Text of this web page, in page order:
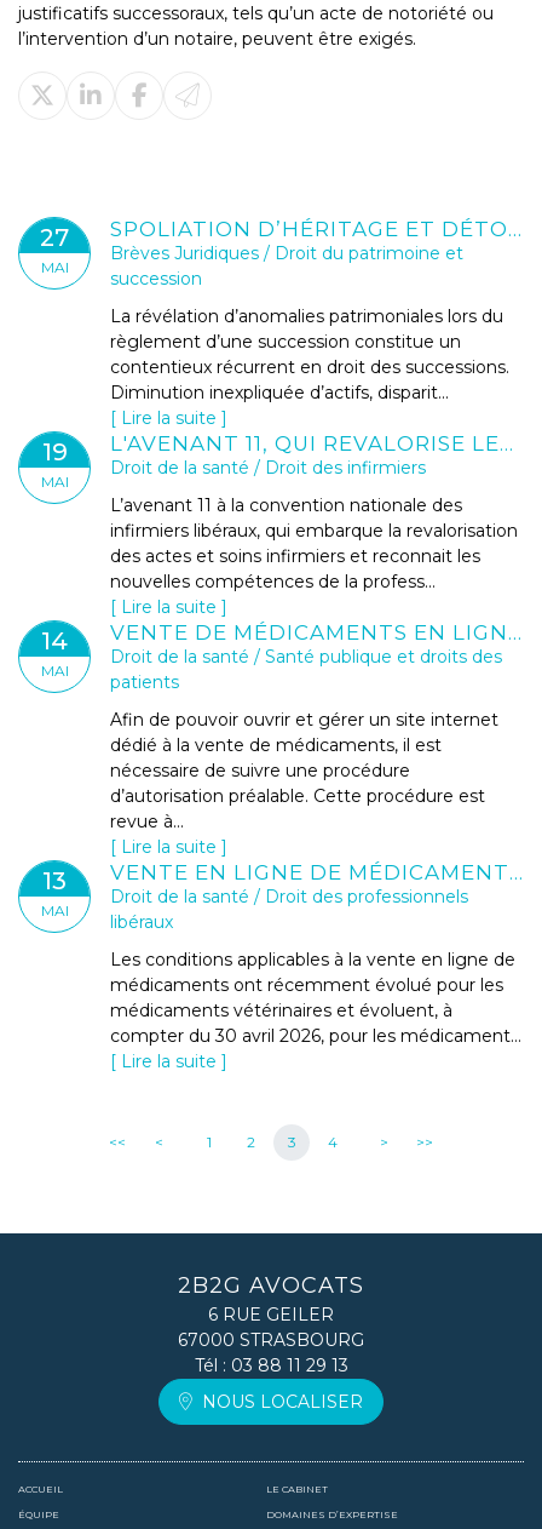
justificatifs successoraux, tels qu’un acte de notoriété ou
l’intervention d’un notaire, peuvent être exigés.
SPOLIATION D’HÉRITAGE ET DÉTOURNEMENT D’ACTIFS SUCCESSORAUX : QUELS RECOURS CIVILS ET PÉNAUX ?
27
MAI
Brèves Juridiques / Droit du patrimoine et
succession
La révélation d’anomalies patrimoniales lors du
règlement d’une succession constitue un
contentieux récurrent en droit des successions.
Diminution inexpliquée d’actifs, disparit...
Lire la suite
L'AVENANT 11, QUI REVALORISE LES IDEL, EST PUBLIÉ
19
MAI
Droit de la santé / Droit des infirmiers
L’avenant 11 à la convention nationale des
infirmiers libéraux, qui embarque la revalorisation
des actes et soins infirmiers et reconnait les
nouvelles compétences de la profess...
Lire la suite
VENTE DE MÉDICAMENTS EN LIGNE : NOUVELLE PROCÉDURE D’AUTORISATION
14
MAI
Droit de la santé / Santé publique et droits des
patients
Afin de pouvoir ouvrir et gérer un site internet
dédié à la vente de médicaments, il est
nécessaire de suivre une procédure
d’autorisation préalable. Cette procédure est
revue à...
Lire la suite
VENTE EN LIGNE DE MÉDICAMENTS À USAGE HUMAIN ET VÉTÉRINAIRES : LES PHARMACIENS CONCERNÉS PAR DE NOUVELLES DISPOSITIONS
13
MAI
Droit de la santé / Droit des professionnels
libéraux
Les conditions applicables à la vente en ligne de
médicaments ont récemment évolué pour les
médicaments vétérinaires et évoluent, à
compter du 30 avril 2026, pour les médicament...
Lire la suite
<< < 1 2 3 4 > >>
2B2G AVOCATS
6 RUE GEILER
67000 STRASBOURG
Tél : 03 88 11 29 13
NOUS LOCALISER
ACCUEIL LE CABINET
ÉQUIPE DOMAINES D’EXPERTISE